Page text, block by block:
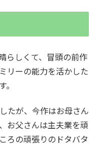
らしくて、冒頭の前作
リーの能力を活かした
。
たが、今作はお母さん
お父さんは主夫業を頑
ろの頑張りのドタバタ